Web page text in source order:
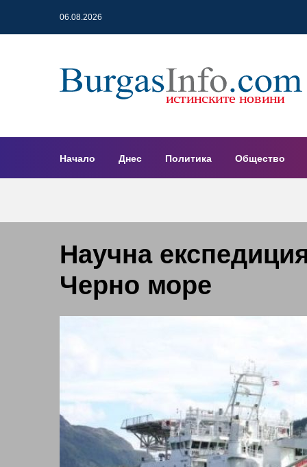
06.08.2026
Начало Днес Политика Общество
Научна
Черно море